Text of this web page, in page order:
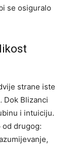
se osiguralo
strane iste
Dok Blizanci
i intuiciju.
od drugog: